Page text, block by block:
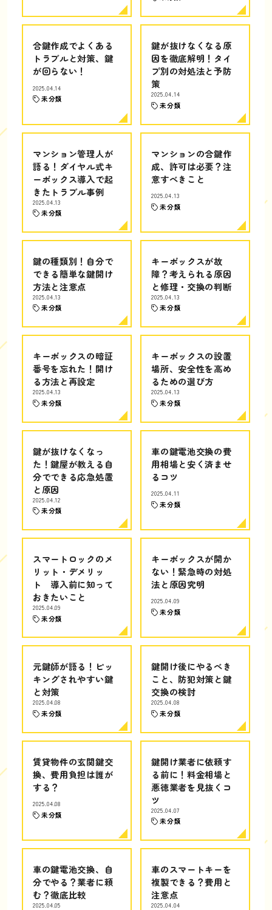
合鍵作成でよくある
トラブルと対策、鍵
が回らない！
2025.04.14
未分類
鍵が抜けなくなる原
因を徹底解明！タイ
プ別の対処法と予防
策
2025.04.14
未分類
マンション管理人が
語る！ダイヤル式キ
ーボックス導入で起
きたトラブル事例
2025.04.13
未分類
マンションの合鍵作
成、許可は必要？注
意すべきこと
2025.04.13
未分類
鍵の種類別！自分で
できる簡単な鍵開け
方法と注意点
2025.04.13
未分類
キーボックスが故
障？考えられる原因
と修理・交換の判断
2025.04.13
未分類
キーボックスの暗証
番号を忘れた！開け
る方法と再設定
2025.04.13
未分類
キーボックスの設置
場所、安全性を高め
るための選び方
2025.04.13
未分類
鍵が抜けなくなっ
た！鍵屋が教える自
分でできる応急処置
と原因
2025.04.12
未分類
車の鍵電池交換の費
用相場と安く済ませ
るコツ
2025.04.11
未分類
スマートロックのメ
リット・デメリッ
ト 導入前に知って
おきたいこと
2025.04.09
未分類
キーボックスが開か
ない！緊急時の対処
法と原因究明
2025.04.09
未分類
元鍵師が語る！ピッ
キングされやすい鍵
と対策
2025.04.08
未分類
鍵開け後にやるべき
こと、防犯対策と鍵
交換の検討
2025.04.08
未分類
賃貸物件の玄関鍵交
換、費用負担は誰が
する？
2025.04.08
未分類
鍵開け業者に依頼す
る前に！料金相場と
悪徳業者を見抜くコ
ツ
2025.04.07
未分類
車の鍵電池交換、自
分でやる？業者に頼
む？徹底比較
2025.04.05
車のスマートキーを
複製できる？費用と
注意点
2025.04.04